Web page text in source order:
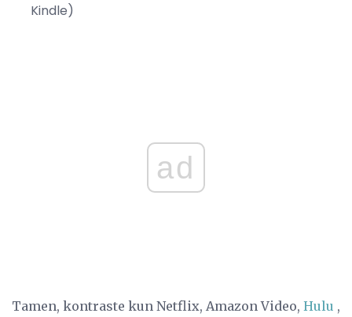
Kindle)
ad
Tamen, kontraste kun Netflix, Amazon Video, Hulu ,